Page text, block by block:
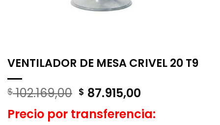
VENTILADOR DE MESA CRIVEL 20 T9
$102.169,00 El
original
$ 87.915,00
actual
Precio por transferencia: